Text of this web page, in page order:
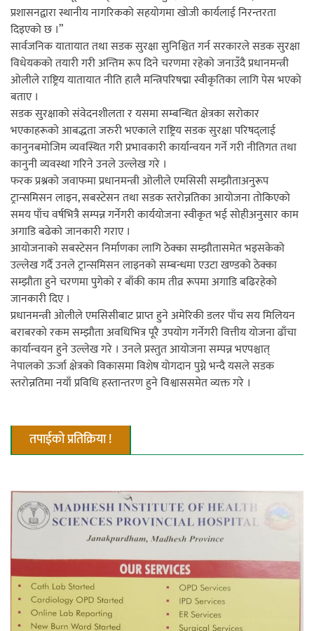
नदी अधिकारका ती कानुनी पाटा, जसले
बनाउँछ नदीलाई संरक्षण हकदार
प्रतिस्पर्धाबिनाको नियुक्ति बदरबारे अन्तरिम
आदेश निक्र्योल गर्न असार ६ मा पेसी
निर्धारित ठाउँमा राजर्षिजनक विश्वविद्यालय
भवन बनाउन उपकुलपतिद्वारा आनाकानी
प्रशासनद्वारा स्थानीय नागरिकको सहयोगमा खोजी कार्यलाई निरन्तरता
दिइएको छ ।”
सार्वजनिक यातायात तथा सडक सुरक्षा सुनिश्चित गर्न सरकारले सडक सुरक्षा
विधेयकको तयारी गरी अन्तिम रूप दिने चरणमा रहेको जनाउँदै प्रधानमन्त्री
ओलीले राष्ट्रिय यातायात नीति हालै मन्त्रिपरिषद्मा स्वीकृतिका लागि पेस भएको
बताए ।
सडक सुरक्षाको संवेदनशीलता र यसमा सम्बन्धित क्षेत्रका सरोकार
भएकाहरूको आबद्धता जरुरी भएकाले राष्ट्रिय सडक सुरक्षा परिषद्लाई
कानुनबमोजिम व्यवस्थित गरी प्रभावकारी कार्यान्वयन गर्ने गरी नीतिगत तथा
कानुनी व्यवस्था गरिने उनले उल्लेख गरे ।
फरक प्रश्नको जवाफमा प्रधानमन्त्री ओलीले एमसिसी सम्झौताअनुरूप
ट्रान्समिसन लाइन, सबस्टेसन तथा सडक स्तरोन्नतिका आयोजना तोकिएको
समय पाँच वर्षभित्रै सम्पन्न गर्नेगरी कार्ययोजना स्वीकृत भई सोहीअनुसार काम
अगाडि बढेको जानकारी गराए ।
आयोजनाको सबस्टेसन निर्माणका लागि ठेक्का सम्झौतासमेत भइसकेको
उल्लेख गर्दै उनले ट्रान्समिसन लाइनको सम्बन्धमा एउटा खण्डको ठेक्का
सम्झौता हुने चरणमा पुगेको र बाँकी काम तीव्र रूपमा अगाडि बढिरहेको
जानकारी दिए ।
प्रधानमन्त्री ओलीले एमसिसीबाट प्राप्त हुने अमेरिकी डलर पाँच सय मिलियन
बराबरको रकम सम्झौता अवधिभित्र पूरै उपयोग गर्नेगरी वित्तीय योजना ढाँचा
कार्यान्वयन हुने उल्लेख गरे । उनले प्रस्तुत आयोजना सम्पन्न भएपश्चात्
नेपालको ऊर्जा क्षेत्रको विकासमा विशेष योगदान पुग्ने भन्दै यसले सडक
स्तरोन्नतिमा नयाँ प्रविधि हस्तान्तरण हुने विश्वाससमेत व्यक्त गरे ।
तपाईको प्रतिक्रिया !